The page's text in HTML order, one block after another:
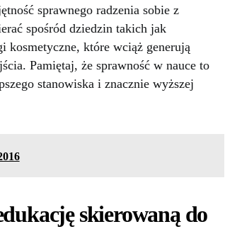
sprawnego radzenia sobie z
spośród dziedzin takich jak
kosmetyczne, które wciąż generują
Pamiętaj, że sprawność w nauce to
stanowiska i znacznie wyższej
skierowaną do